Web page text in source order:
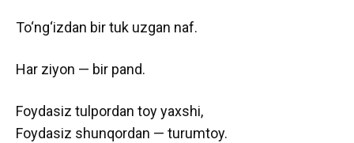
To‘ng‘izdan bir tuk uzgan naf.
Har ziyon — bir pand.
Foydasiz tulpordan toy yaxshi,
Foydasiz shunqordan — turumtoy.